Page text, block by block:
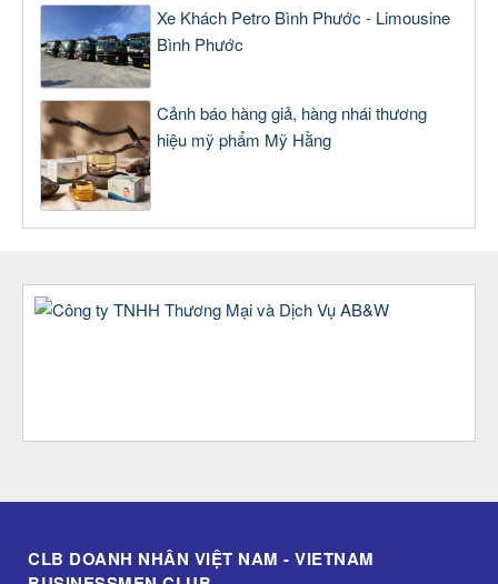
Xe Khách Petro Bình Phước - Limousine
Bình Phước
Cảnh báo hàng giả, hàng nhái thương
hiệu mỹ phẩm Mỹ Hằng
CLB DOANH NHÂN VIỆT NAM - VIETNAM